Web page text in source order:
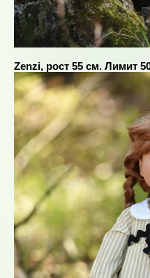
Zenzi, рост 55 см. Лимит